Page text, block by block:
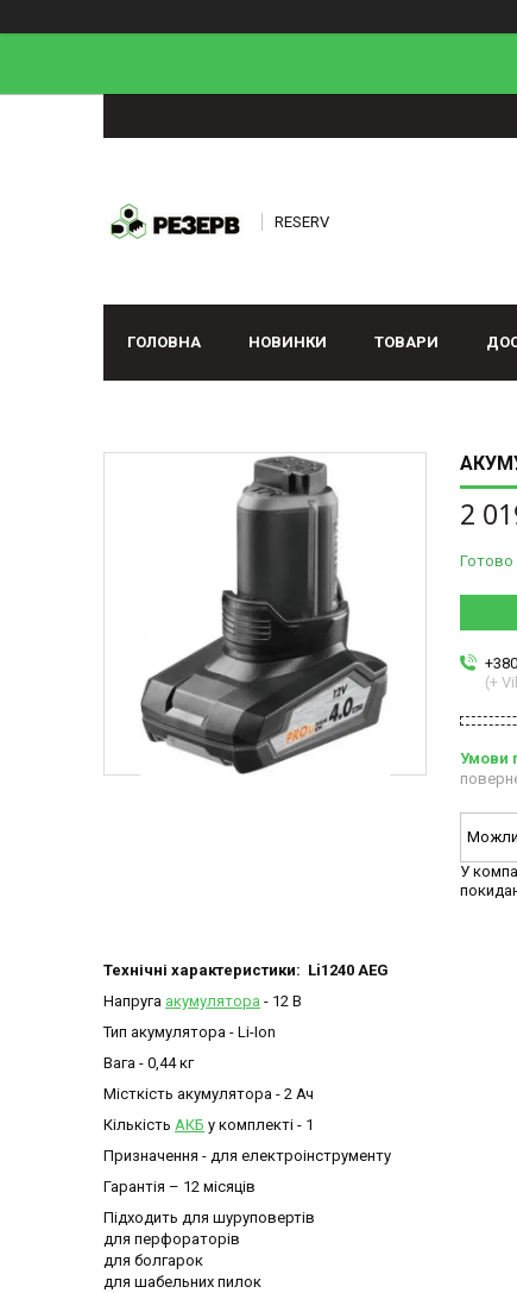
RESERV
ГОЛОВНА НОВИНКИ ТОВАРИ
2
Готово
(+
У
Технічні характеристики: Li1240 AEG
Напруга акумулятора - 12 В
Тип акумулятора - Li-Ion
Вага - 0,44 кг
Місткість акумулятора - 2 Ач
Кількість АКБ у комплекті - 1
Призначення - для електроінструменту
Гарантія – 12 місяців
Підходить для шуруповертів
для перфораторів
для болгарок
для шабельних пилок